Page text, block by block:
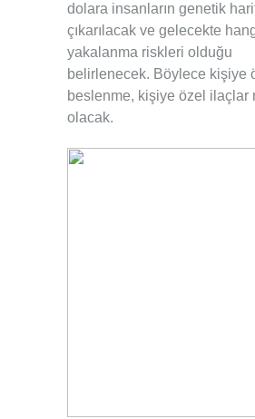
dolara insanların genetik
çıkarılacak ve gelecekte
yakalanma riskleri olduğu
belirlenecek. Böylece kişiye
beslenme, kişiye özel ilaçlar
olacak.